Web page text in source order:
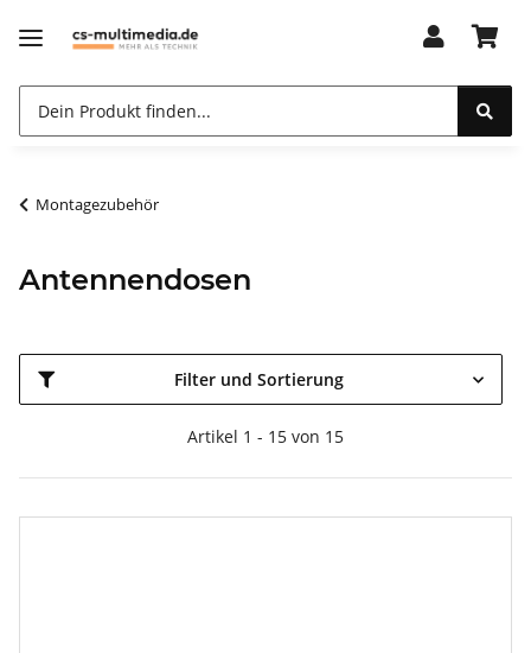
Montagezubehör
Antennendosen
Filter und Sortierung
Artikel 1 - 15 von 15